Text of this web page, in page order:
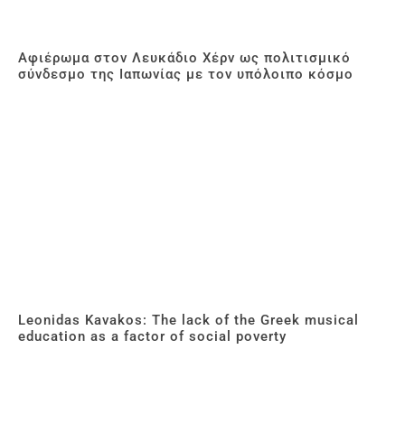
Αφιέρωμα στον Λευκάδιο Χέρν ως πολιτισμικό
σύνδεσμο της Ιαπωνίας με τον υπόλοιπο κόσμο
Leonidas Kavakos: The lack of the Greek musical
education as a factor of social poverty